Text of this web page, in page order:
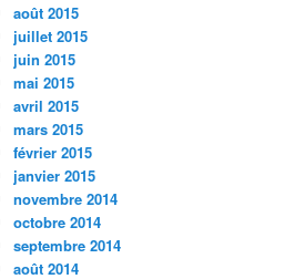
août 2015
juillet 2015
juin 2015
mai 2015
avril 2015
mars 2015
février 2015
janvier 2015
novembre 2014
octobre 2014
septembre 2014
août 2014